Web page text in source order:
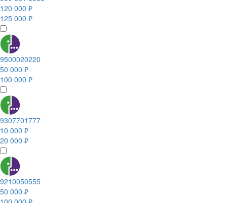
120 000 ₽
125 000 ₽
9500020220
50 000 ₽
100 000 ₽
9307701777
10 000 ₽
20 000 ₽
9210050555
50 000 ₽